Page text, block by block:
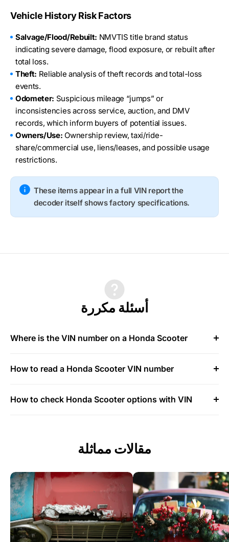
Vehicle History Risk Factors
Salvage/Flood/Rebuilt: NMVTIS title brand status
indicating severe damage, flood exposure, or rebuilt after
total loss.
Theft: Reliable analysis of theft records and total-loss
events.
Odometer: Suspicious mileage “jumps” or
inconsistencies across service, auction, and DMV
records, which inform buyers of potential issues.
Owners/Use: Ownership review, taxi/ride-
share/commercial use, liens/leases, and possible usage
restrictions.
These items appear in a full VIN report the
decoder itself shows factory specifications.
أسئلة مكررة
Where is the VIN number on a Honda Scooter
How to read a Honda Scooter VIN number
How to check Honda Scooter options with VIN
مقالات مماثلة